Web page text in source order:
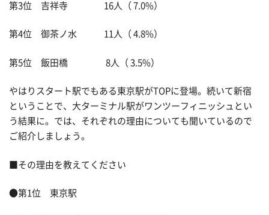
第3位 吉祥寺 16人（ 7.0%）
第4位 御茶ノ水 11人（ 4.8%）
第5位 飯田橋 8人（ 3.5%）
やはりスタート駅でもある東京駅がTOPに登場。続いて新宿
ということで、大ターミナル駅がワンツーフィニッシュとい
う結果に。では、それぞれの理由についても聞いているので
ご紹介しましょう。
■その理由を教えてください
●第1位 東京駅